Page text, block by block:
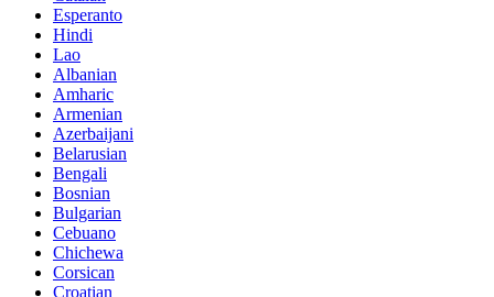
Esperanto
Hindi
Lao
Albanian
Amharic
Armenian
Azerbaijani
Belarusian
Bengali
Bosnian
Bulgarian
Cebuano
Chichewa
Corsican
Croatian